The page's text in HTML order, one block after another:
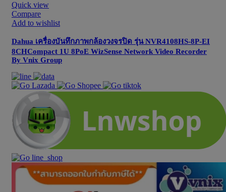
Quick view
Compare
Add to wishlist
Dahua เครื่องบันทึกภาพกล้องวงจรปิด รุ่น NVR4108HS-8P-EI
8CHCompact 1U 8PoE WizSense Network Video Recorder
By Vnix Group